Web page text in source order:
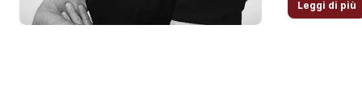
Motorie e
Leggi di più